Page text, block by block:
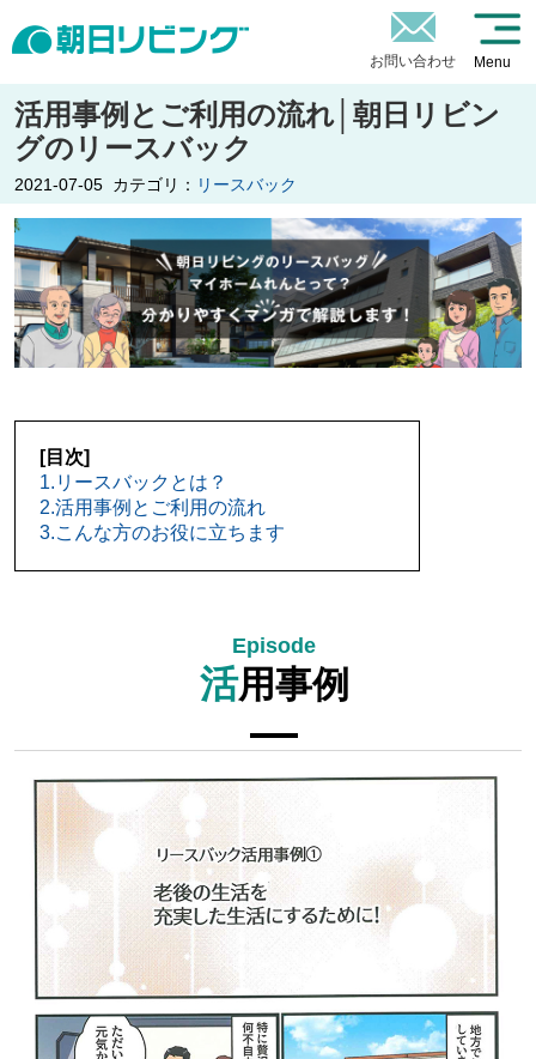
お問い合わせ Menu
活用事例とご利用の流れ│朝日リビン
グのリースバック
2021-07-05 カテゴリ： リースバック
[目次]
1.リースバックとは？
2.活用事例とご利用の流れ
3.こんな方のお役に立ちます
活用事例